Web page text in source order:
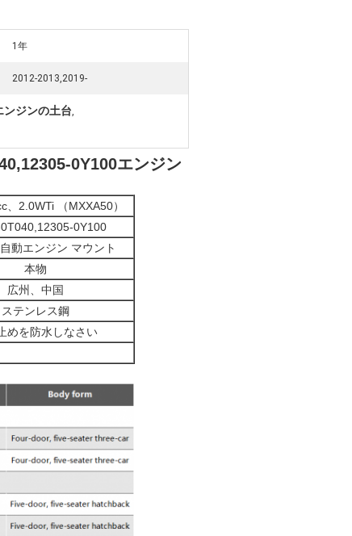
1年
2012-2013,2019-
ジンの土台,
0Y100エンジン
、2.0WTi （MXXA50）
0Y100
動エンジン マウント
本物
広州、中国
ステンレス鋼
めを防水しなさい